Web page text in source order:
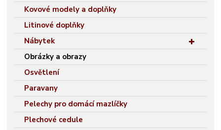
Kovové modely a doplňky
Litinové doplňky
Nábytek
Obrázky a obrazy
Osvětlení
Paravany
Pelechy pro domácí mazlíčky
Plechové cedule